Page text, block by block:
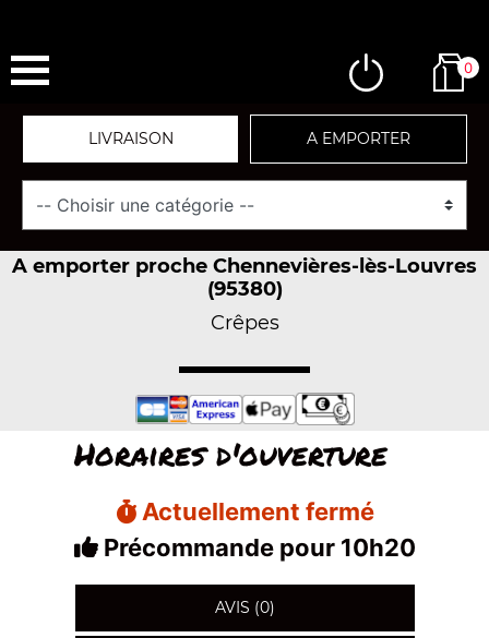
0
LIVRAISON A EMPORTER
A emporter proche Chennevières-lès-Louvres
(95380)
Crêpes
Horaires d'ouverture
Actuellement fermé
Précommande pour 10h20
AVIS (0)